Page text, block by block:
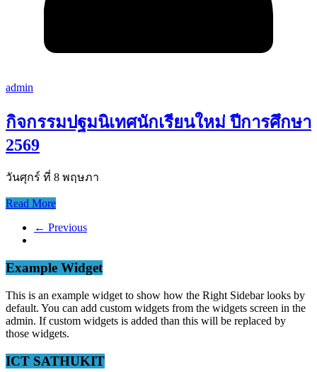
admin
กิจกรรมปฐมนิเทศนักเรียนใหม่ ปีการศึกษา
2569
วันศุกร์ ที่ 8 พฤษภา
Read More
← Previous
Example Widget
This is an example widget to show how the Right Sidebar looks by
default. You can add custom widgets from the widgets screen in the
admin. If custom widgets is added than this will be replaced by
those widgets.
ICT SATHUKIT